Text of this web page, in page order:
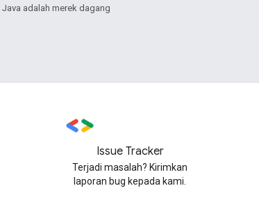
. Java adalah merek dagang
Issue Tracker
Terjadi masalah? Kirimkan
laporan bug kepada kami.